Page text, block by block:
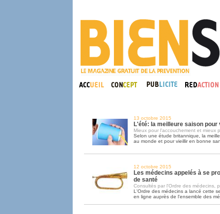
13 octobre 2015
L'été: la meilleure saison pour
Mieux pour l'accouchement et mieux
Selon une étude britannique, la
au monde et pour vieillir en bonne
12 octobre 2015
Les médecins appelés à se
de santé
Consultés par l'Ordre des médecins,
L'Ordre des médecins a lancé cette
en ligne auprès de l'ensemble des